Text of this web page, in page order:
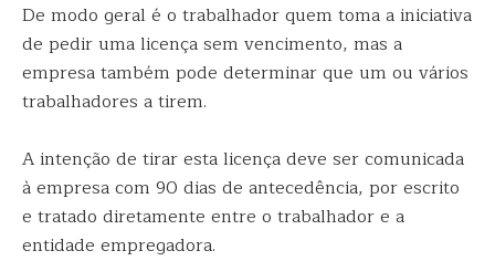
De modo geral é o trabalhador quem toma a iniciativa
de pedir uma licença sem vencimento, mas a
empresa também pode determinar que um ou vários
trabalhadores a tirem.
A intenção de tirar esta licença deve ser comunicada
à empresa com 90 dias de antecedência, por escrito
e tratado diretamente entre o trabalhador e a
entidade empregadora.